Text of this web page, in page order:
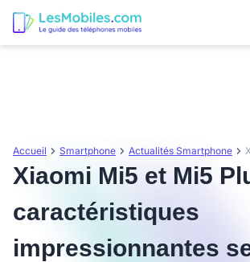
Accueil Smartphone Actualités Smartphone
Xiaomi Mi5 et Mi5
caractéristiques
impressionnantes